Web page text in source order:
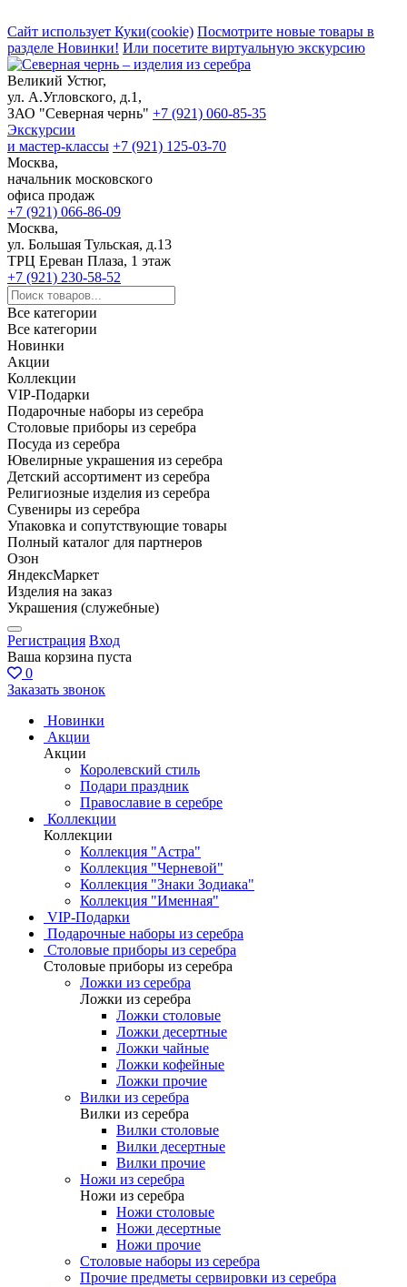
Сайт использует Куки(cookie) Посмотрите новые товары в
разделе Новинки! Или посетите виртуальную экскурсию
Великий Устюг,
ул. А.Угловского, д.1,
ЗАО "Северная чернь" +7 (921) 060-85-35
Экскурсии
и мастер-классы +7 (921) 125-03-70
Москва,
начальник московского
офиса продаж
+7 (921) 066-86-09
Москва,
ул. Большая Тульская, д.13
ТРЦ Ереван Плаза, 1 этаж
+7 (921) 230-58-52
Все категории
Все категории
Новинки
Акции
Коллекции
VIP-Подарки
Подарочные наборы из серебра
Столовые приборы из серебра
Посуда из серебра
Ювелирные украшения из серебра
Детский ассортимент из серебра
Религиозные изделия из серебра
Сувениры из серебра
Упаковка и сопутствующие товары
Полный каталог для партнеров
Озон
ЯндексМаркет
Изделия на заказ
Украшения (служебные)
Регистрация Вход
Ваша корзина пуста
0
Заказать звонок
Новинки
Акции
Акции
Королевский стиль
Подари праздник
Православие в серебре
Коллекции
Коллекции
Коллекция "Астра"
Коллекция "Черневой"
Коллекция "Знаки Зодиака"
Коллекция "Именная"
VIP-Подарки
Подарочные наборы из серебра
Столовые приборы из серебра
Столовые приборы из серебра
Ложки из серебра
Ложки из серебра
Ложки столовые
Ложки десертные
Ложки чайные
Ложки кофейные
Ложки прочие
Вилки из серебра
Вилки из серебра
Вилки столовые
Вилки десертные
Вилки прочие
Ножи из серебра
Ножи из серебра
Ножи столовые
Ножи десертные
Ножи прочие
Столовые наборы из серебра
Прочие предметы сервировки из серебра